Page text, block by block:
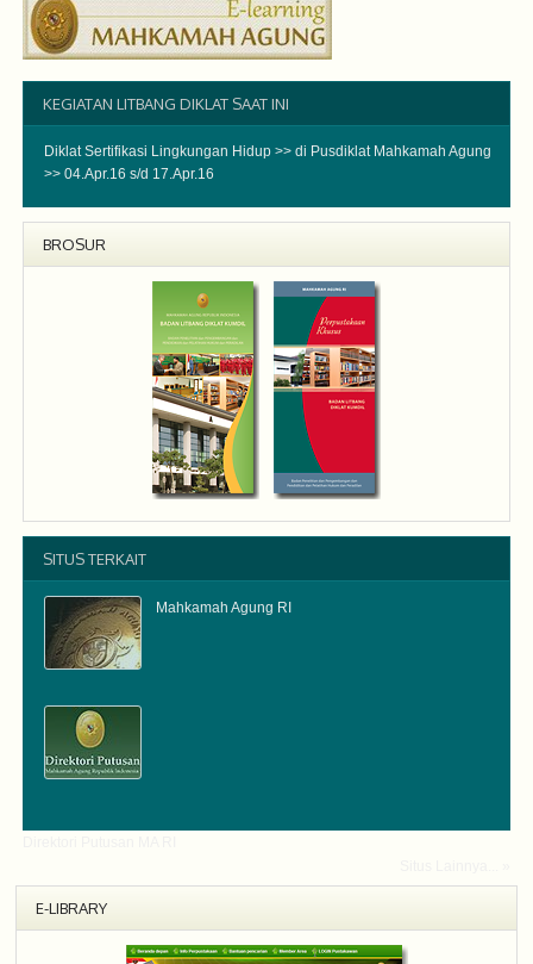
KEGIATAN LITBANG DIKLAT SAAT INI
Diklat Sertifikasi Lingkungan Hidup >> di Pusdiklat Mahkamah Agung
>> 04.Apr.16 s/d 17.Apr.16
BROSUR
SITUS TERKAIT
Mahkamah Agung RI
E-LIBRARY